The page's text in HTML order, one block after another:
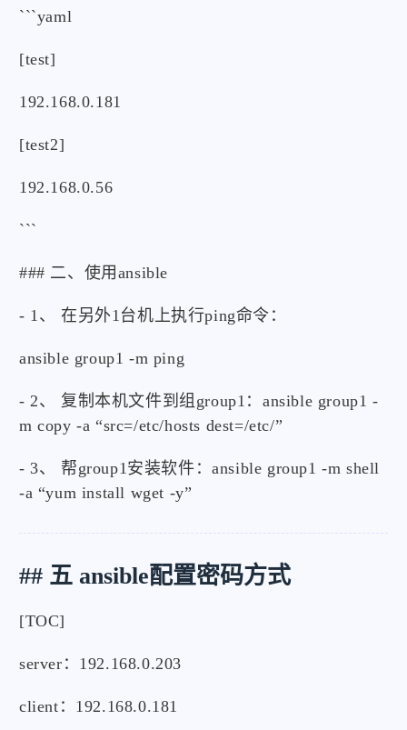
```yaml
[test]
192.168.0.181
[test2]
192.168.0.56
```
### 二、使用ansible
- 1、 在另外1台机上执行ping命令：
ansible group1 -m ping
- 2、 复制本机文件到组group1：ansible group1 -
m copy -a “src=/etc/hosts dest=/etc/”
- 3、 帮group1安装软件：ansible group1 -m shell
-a “yum install wget -y”
## 五 ansible配置密码方式
[TOC]
server：192.168.0.203
client：192.168.0.181